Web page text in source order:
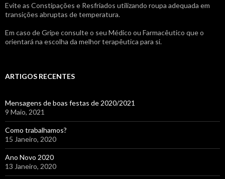
Evite as Constipações e Resfriados utilizando roupa adequada em
transições abruptas de temperatura.
Em caso de Gripe consulte o seu Médico ou Farmacêutico que o
orientará na escolha da melhor terapêutica para si.
ARTIGOS RECENTES
Mensagens de boas festas de 2020/2021
9 Maio, 2021
Como trabalhamos?
15 Janeiro, 2020
Ano Novo 2020
13 Janeiro, 2020